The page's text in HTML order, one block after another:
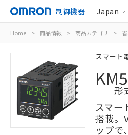
制御機器 Japan
Home > 商品情報 > 商品カテゴリ >
スマート
形
スマー
搭載。
ップで